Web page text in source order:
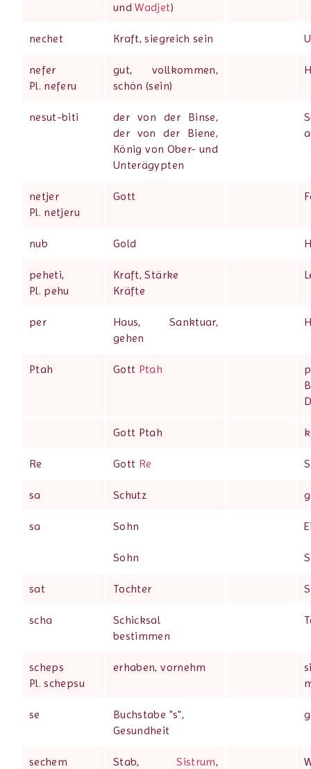
undWadjet)
nechet Kraft, siegreich sein
nefer
Pl. neferu
gut, vollkommen,
schön (sein)
nesut-biti
der von der Binse,
der von der Biene,
König von Ober- und
Unterägypten
netjer
Pl. netjeru
Gott
nub Gold
peheti,
Pl. pehu
Kraft, Stärke
Kräfte
per
Haus, Sanktuar,
gehen
Ptah Gott Ptah
Gott Ptah
Re Gott Re
sa Schutz
sa Sohn
Sohn
sat Tochter
scha
Schicksal
bestimmen
scheps
Pl. schepsu
erhaben, vornehm
se
Buchstabe "s",
Gesundheit
sechem Stab,Sistrum,